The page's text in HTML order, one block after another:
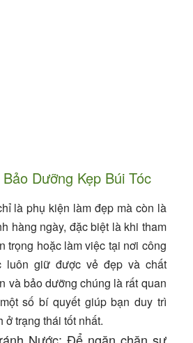
Dưỡng Kẹp Búi Tóc
là phụ kiện làm đẹp mà còn là
hàng ngày, đặc biệt là khi tham
trọng hoặc làm việc tại nơi công
giữ được vẻ đẹp và chất
và bảo dưỡng chúng là rất quan
số bí quyết giúp bạn duy trì
ở trạng thái tốt nhất.